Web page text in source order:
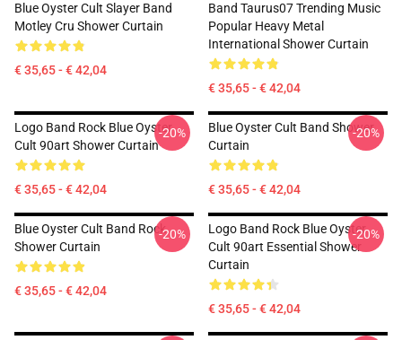
Blue Oyster Cult Slayer Band
Motley Cru Shower Curtain
€ 35,65 - € 42,04
Band Taurus07 Trending Music
Popular Heavy Metal
International Shower Curtain
€ 35,65 - € 42,04
Logo Band Rock Blue Oyster
Cult 90art Shower Curtain
€ 35,65 - € 42,04
-20%
Blue Oyster Cult Band Shower
Curtain
€ 35,65 - € 42,04
-20%
Blue Oyster Cult Band Rock
Shower Curtain
€ 35,65 - € 42,04
-20%
Logo Band Rock Blue Oyster
Cult 90art Essential Shower
Curtain
€ 35,65 - € 42,04
-20%